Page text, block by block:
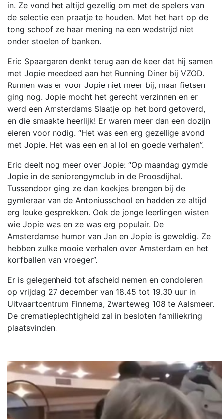
in. Ze vond het altijd gezellig om met de spelers van
de selectie een praatje te houden. Met het hart op de
tong schoof ze haar mening na een wedstrijd niet
onder stoelen of banken.
Eric Spaargaren denkt terug aan de keer dat hij samen
met Jopie meedeed aan het Running Diner bij VZOD.
Runnen was er voor Jopie niet meer bij, maar fietsen
ging nog. Jopie mocht het gerecht verzinnen en er
werd een Amsterdams Slaatje op het bord getoverd,
en die smaakte heerlijk! Er waren meer dan een dozijn
eieren voor nodig. “Het was een erg gezellige avond
met Jopie. Het was een en al lol en goede verhalen”.
Eric deelt nog meer over Jopie: “Op maandag gymde
Jopie in de seniorengymclub in de Proosdijhal.
Tussendoor ging ze dan koekjes brengen bij de
gymleraar van de Antoniusschool en hadden ze altijd
erg leuke gesprekken. Ook de jonge leerlingen wisten
wie Jopie was en ze was erg populair. De
Amsterdamse humor van Jan en Jopie is geweldig. Ze
hebben zulke mooie verhalen over Amsterdam en het
korfballen van vroeger”.
Er is gelegenheid tot afscheid nemen en condoleren
op vrijdag 27 december van 18.45 tot 19.30 uur in
Uitvaartcentrum Finnema, Zwarteweg 108 te Aalsmeer.
De crematieplechtigheid zal in besloten familiekring
plaatsvinden.